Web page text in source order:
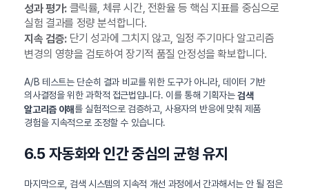
성과 평가:클릭률, 체류 시간, 전환율 등 핵심 지표를 중심으로
실험 결과를 정량 분석합니다.
지속 검증:단기 성과에 그치지 않고, 일정 주기마다 알고리즘
변경의 영향을 검토하여 장기적 품질 안정성을 확보합니다.
A/B 테스트는 단순히 결과 비교를 위한 도구가 아니라, 데이터 기반
의사결정을 위한 과학적 접근법입니다. 이를 통해 기획자는검색
알고리즘 이해 를 실험적으로 검증하고, 사용자의 반응에 맞춰 제품
경험을 지속적으로 조정할 수 있습니다.
6.5 자동화와 인간 중심의 균형 유지
마지막으로, 검색 시스템의 지속적 개선 과정에서 간과해서는 안 될 점은